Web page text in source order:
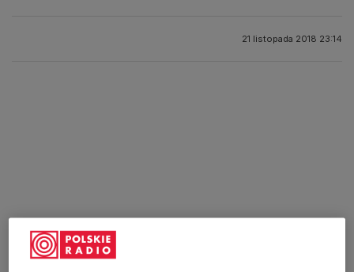
21 listopada 2018 23:14